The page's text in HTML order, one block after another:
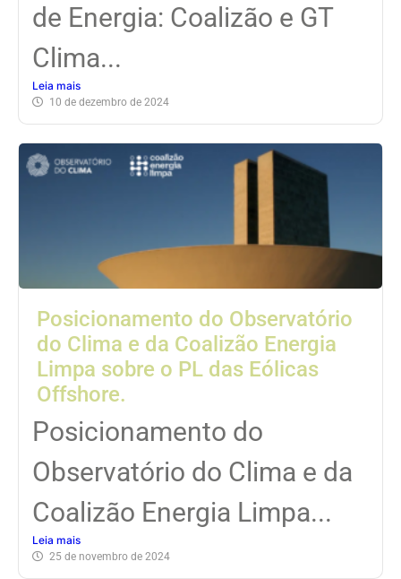
de Energia: Coalizão e GT
Clima...
Leia mais
10 de dezembro de 2024
Posicionamento do Observatório
do Clima e da Coalizão Energia
Limpa sobre o PL das Eólicas
Offshore.
Posicionamento do
Observatório do Clima e da
Coalizão Energia Limpa...
Leia mais
25 de novembro de 2024